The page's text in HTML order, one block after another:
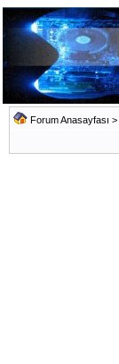
Forum Anasayfası >